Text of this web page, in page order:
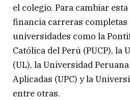
el colegio. Para cambiar
financia carreras completas
universidades como la
Católica del Perú (PUCP), la
(UL), la Universidad
Aplicadas (UPC) y la
entre otras.